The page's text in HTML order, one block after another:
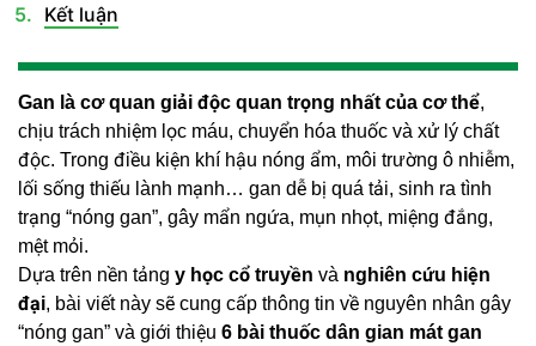
Kết luận
Gan là cơ quan giải độc quan trọng nhất của cơ thể,
chịu trách nhiệm lọc máu, chuyển hóa thuốc và xử lý chất
độc. Trong điều kiện khí hậu nóng ẩm, môi trường ô nhiễm,
lối sống thiếu lành mạnh… gan dễ bị quá tải, sinh ra tình
trạng “nóng gan”, gây mẩn ngứa, mụn nhọt, miệng đắng,
mệt mỏi.
Dựa trên nền tảng y học cổ truyền và nghiên cứu hiện
đại, bài viết này sẽ cung cấp thông tin về nguyên nhân gây
“nóng gan” và giới thiệu 6 bài thuốc dân gian mát gan